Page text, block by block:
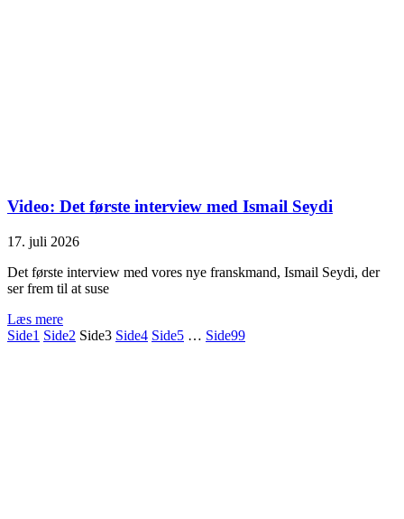
Video: Det første interview med Ismail Seydi
17. juli 2026
Det første interview med vores nye franskmand, Ismail Seydi, der
ser frem til at suse
Læs mere
Side1 Side2 Side3 Side4 Side5 … Side99